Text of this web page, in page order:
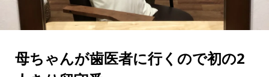
母ちゃんが歯医者に行くので初の2